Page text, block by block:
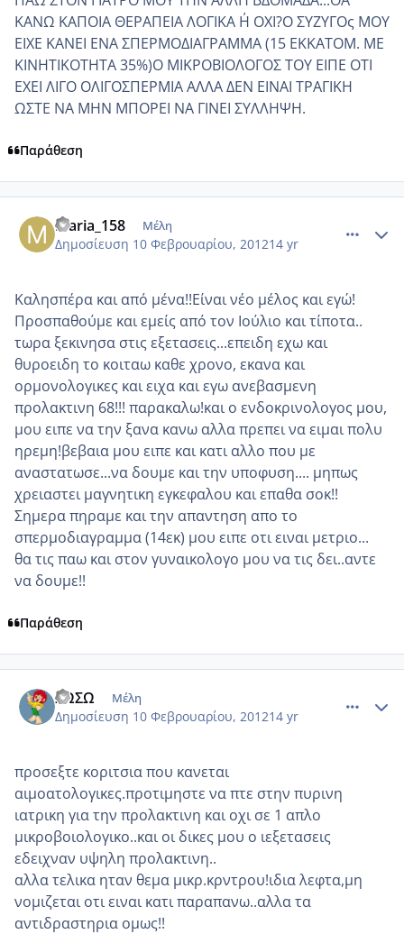
ΚΑΝΩ ΚΑΠΟΙΑ ΘΕΡΑΠΕΙΑ ΛΟΓΙΚΑ Η΄ ΟΧΙ?Ο ΣΥΖΥΓΟς ΜΟΥ
ΕΙΧΕ ΚΑΝΕΙ ΕΝΑ ΣΠΕΡΜΟΔΙΑΓΡΑΜΜΑ (15 ΕΚΚΑΤΟΜ. ΜΕ
ΚΙΝΗΤΙΚΟΤΗΤΑ 35%)Ο ΜΙΚΡΟΒΙΟΛΟΓΟΣ ΤΟΥ ΕΙΠΕ ΟΤΙ
ΕΧΕΙ ΛΙΓΟ ΟΛΙΓΟΣΠΕΡΜΙΑ ΑΛΛΑ ΔΕΝ ΕΙΝΑΙ ΤΡΑΓΙΚΗ
ΩΣΤΕ ΝΑ ΜΗΝ ΜΠΟΡΕΙ ΝΑ ΓΙΝΕΙ ΣΥΛΛΗΨΗ.
Παράθεση
maria_158 Μέλη
Δημοσίευση 10 Φεβρουαρίου, 201214 yr
Καλησπέρα και από μένα!!Είναι νέο μέλος και εγώ!
Προσπαθούμε και εμείς από τον Ιούλιο και τίποτα..
τωρα ξεκινησα στις εξετασεις...επειδη εχω και
θυροειδη το κοιταω καθε χρονο, εκανα και
ορμονολογικες και ειχα και εγω ανεβασμενη
προλακτινη 68!!! παρακαλω!και ο ενδοκρινολογος μου,
μου ειπε να την ξανα κανω αλλα πρεπει να ειμαι πολυ
ηρεμη!βεβαια μου ειπε και κατι αλλο που με
αναστατωσε...να δουμε και την υποφυση.... μηπως
χρειαστει μαγνητικη εγκεφαλου και επαθα σοκ!!
Σημερα πηραμε και την απαντηση απο το
σπερμοδιαγραμμα (14εκ) μου ειπε οτι ειναι μετριο...
θα τις παω και στον γυναικολογο μου να τις δει..αντε
να δουμε!!
Παράθεση
ΣΩΣΩ Μέλη
Δημοσίευση 10 Φεβρουαρίου, 201214 yr
προσεξτε κοριτσια που κανεται
αιμοατολογικες.προτιμηστε να πτε στην πυρινη
ιατρικη για την προλακτινη και οχι σε 1 απλο
μικροβοιολογικο..και οι δικες μου ο ιεξετασεις
εδειχναν υψηλη προλακτινη..
αλλα τελικα ηταν θεμα μικρ.κρντρου!ιδια λεφτα,μη
νομιζεται οτι ειναι κατι παραπανω..αλλα τα
αντιδραστηρια ομως!!